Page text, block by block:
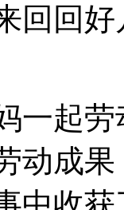
回回
一起
动成